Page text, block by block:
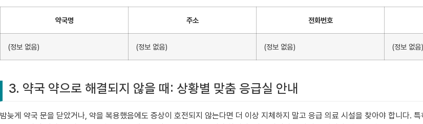
약국명 주소 전화번호
(정보 없음) (정보 없음) (정보 없음) (정보 없음)
3. 약국 약으로 해결되지 않을 때: 상황별 맞춤 응급실 안내
밤늦게 약국 문을 닫았거나, 약을 복용했음에도 증상이 호전되지 않는다면 더 이상 지체하지 말고 응급 의료 시설을 찾아야 합니다.